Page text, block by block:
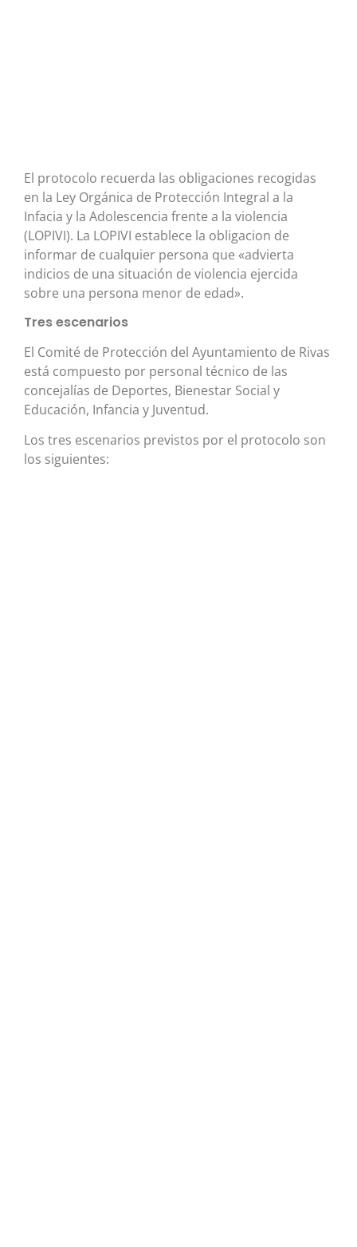
El protocolo recuerda las obligaciones recogidas
en la Ley Orgánica de Protección Integral a la
Infacia y la Adolescencia frente a la violencia
(LOPIVI). La LOPIVI establece la obligacion de
informar de cualquier persona que «advierta
indicios de una situación de violencia ejercida
sobre una persona menor de edad».
Tres escenarios
El Comité de Protección del Ayuntamiento de Rivas
está compuesto por personal técnico de las
concejalías de Deportes, Bienestar Social y
Educación, Infancia y Juventud.
Los tres escenarios previstos por el protocolo son
los siguientes: